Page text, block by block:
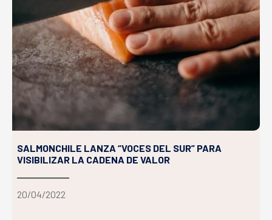
SALMONCHILE LANZA “VOCES DEL SUR” PARA
VISIBILIZAR LA CADENA DE VALOR
20/04/2022